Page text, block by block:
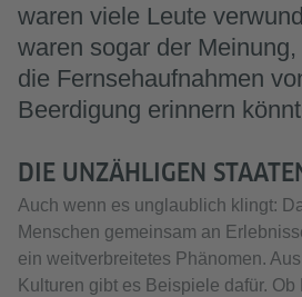
waren viele Leute
waren sogar der
die Fernsehaufnahmen
Beerdigung erinnern
DIE UNZÄHLIGEN
Auch wenn es unglaublich klingt:
Menschen gemeinsam an
ein weitverbreitetes Phänomen.
Kulturen gibt es Beispiele dafür.